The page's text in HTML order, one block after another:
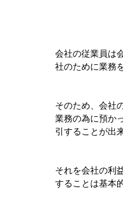
会社の従業員は
社のために業務
そのため、会社
業務の為に預か
引することが出
それを会社の利
することは基本